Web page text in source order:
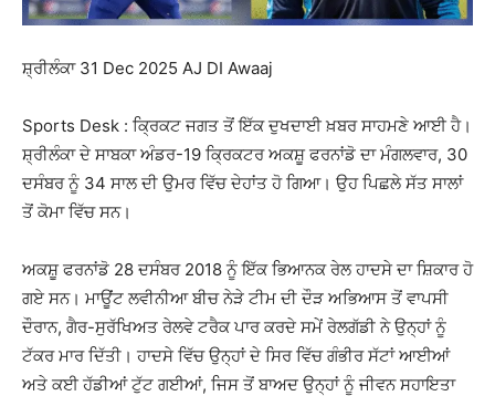
ਸ਼੍ਰੀਲੰਕਾ 31 Dec 2025 AJ DI Awaaj
Sports Desk : ਕ੍ਰਿਕਟ ਜਗਤ ਤੋਂ ਇੱਕ ਦੁਖਦਾਈ ਖ਼ਬਰ ਸਾਹਮਣੇ ਆਈ ਹੈ।
ਸ਼੍ਰੀਲੰਕਾ ਦੇ ਸਾਬਕਾ ਅੰਡਰ-19 ਕ੍ਰਿਕਟਰ ਅਕਸ਼ੂ ਫਰਨਾਂਡੋ ਦਾ ਮੰਗਲਵਾਰ, 30
ਦਸੰਬਰ ਨੂੰ 34 ਸਾਲ ਦੀ ਉਮਰ ਵਿੱਚ ਦੇਹਾਂਤ ਹੋ ਗਿਆ। ਉਹ ਪਿਛਲੇ ਸੱਤ ਸਾਲਾਂ
ਤੋਂ ਕੋਮਾ ਵਿੱਚ ਸਨ।
ਅਕਸ਼ੂ ਫਰਨਾਂਡੋ 28 ਦਸੰਬਰ 2018 ਨੂੰ ਇੱਕ ਭਿਆਨਕ ਰੇਲ ਹਾਦਸੇ ਦਾ ਸ਼ਿਕਾਰ ਹੋ
ਗਏ ਸਨ। ਮਾਊਂਟ ਲਵੀਨੀਆ ਬੀਚ ਨੇੜੇ ਟੀਮ ਦੀ ਦੌੜ ਅਭਿਆਸ ਤੋਂ ਵਾਪਸੀ
ਦੌਰਾਨ, ਗੈਰ-ਸੁਰੱਖਿਅਤ ਰੇਲਵੇ ਟਰੈਕ ਪਾਰ ਕਰਦੇ ਸਮੇਂ ਰੇਲਗੱਡੀ ਨੇ ਉਨ੍ਹਾਂ ਨੂੰ
ਟੱਕਰ ਮਾਰ ਦਿੱਤੀ। ਹਾਦਸੇ ਵਿੱਚ ਉਨ੍ਹਾਂ ਦੇ ਸਿਰ ਵਿੱਚ ਗੰਭੀਰ ਸੱਟਾਂ ਆਈਆਂ
ਅਤੇ ਕਈ ਹੱਡੀਆਂ ਟੁੱਟ ਗਈਆਂ, ਜਿਸ ਤੋਂ ਬਾਅਦ ਉਨ੍ਹਾਂ ਨੂੰ ਜੀਵਨ ਸਹਾਇਤਾ